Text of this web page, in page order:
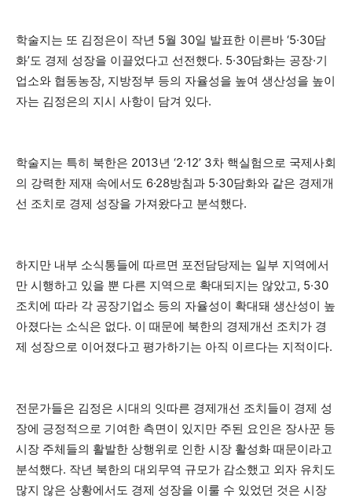
학술지는 또 김정은이 작년 5월 30일 발표한 이른바 ‘5·30담
화’도 경제 성장을 이끌었다고 선전했다. 5·30담화는 공장·기
업소와 협동농장, 지방정부 등의 자율성을 높여 생산성을 높이
자는 김정은의 지시 사항이 담겨 있다.
학술지는 특히 북한은 2013년 ‘2·12’ 3차 핵실험으로 국제사회
의 강력한 제재 속에서도 6·28방침과 5·30담화와 같은 경제개
선 조치로 경제 성장을 가져왔다고 분석했다.
하지만 내부 소식통들에 따르면 포전담당제는 일부 지역에서
만 시행하고 있을 뿐 다른 지역으로 확대되지는 않았고, 5·30
조치에 따라 각 공장기업소 등의 자율성이 확대돼 생산성이 높
아졌다는 소식은 없다. 이 때문에 북한의 경제개선 조치가 경
제 성장으로 이어졌다고 평가하기는 아직 이르다는 지적이다.
전문가들은 김정은 시대의 잇따른 경제개선 조치들이 경제 성
장에 긍정적으로 기여한 측면이 있지만 주된 요인은 장사꾼 등
시장 주체들의 활발한 상행위로 인한 시장 활성화 때문이라고
분석했다. 작년 북한의 대외무역 규모가 감소했고 외자 유치도
많지 않은 상황에서도 경제 성장을 이룰 수 있었던 것은 시장